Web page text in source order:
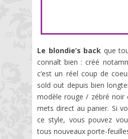
Le blondie’s back que
connaît bien : créé
c’est un réel coup de
sold out depuis bien
modèle rouge / zébré noir
mets direct au panier. Si
ce style, vous pouvez
tous nouveaux porte-